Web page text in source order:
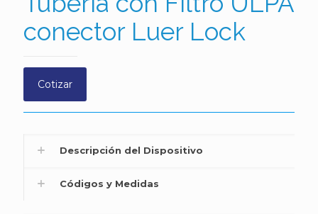
conector Luer Lock
Cotizar
Descripción del Dispositivo
Códigos y Medidas